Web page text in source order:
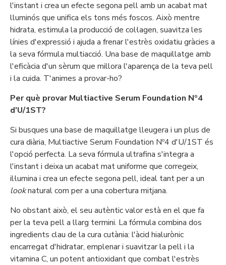
l'instant i crea un efecte segona pell amb un acabat mat
lluminós que unifica els tons més foscos. Això mentre
hidrata, estimula la producció de col·lagen, suavitza les
línies d'expressió i ajuda a frenar l'estrès oxidatiu gràcies a
la seva fórmula multiacció. Una base de maquillatge amb
l'eficàcia d'un sèrum que millora l'aparença de la teva pell
i la cuida. T'animes a provar-ho?
Per què provar Multiactive Serum Foundation Nº4
d'U/1ST?
Si busques una base de maquillatge lleugera i un plus de
cura diària, Multiactive Serum Foundation Nº4 d'U/1ST és
l'opció perfecta. La seva fórmula ultrafina s'integra a
l'instant i deixa un acabat mat uniforme que corregeix,
il·lumina i crea un efecte segona pell, ideal tant per a un
looknatural com per a una cobertura mitjana.
No obstant això, el seu autèntic valor està en el que fa
per la teva pell a llarg termini. La fórmula combina dos
ingredients clau de la cura cutània: l'àcid hialurònic
encarregat d'hidratar, emplenar i suavitzar la pell i la
vitamina C, un potent antioxidant que combat l'estrès